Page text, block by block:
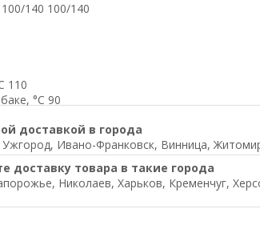
140 100/140
110
°С 90
доставкой в города
Ивано-Франковск, Винница,
доставку товара в такие города
Николаев, Харьков, Кременчуг,